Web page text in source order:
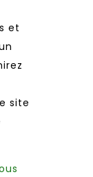
et
site